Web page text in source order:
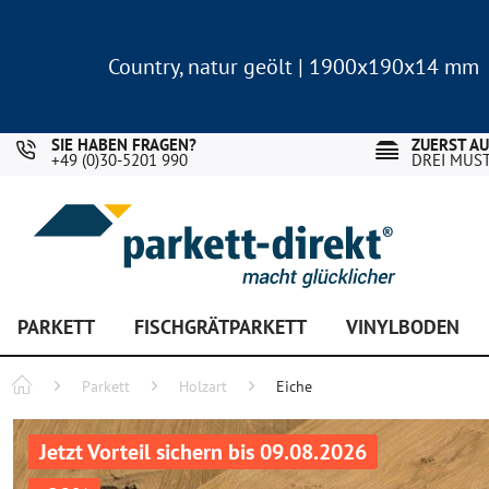
Country, natur geölt | 1900x190x14 mm
SIE HABEN FRAGEN?
+49 (0)30-5201 990
ZUERST
DREI
PARKETT FISCHGRÄTPARKETT VINYLBODEN
Parkett Holzart Eiche
Jetzt Vorteil sichern bis 09.08.2026